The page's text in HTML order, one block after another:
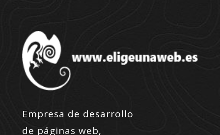
Empresa de desarrollo
de páginas web,